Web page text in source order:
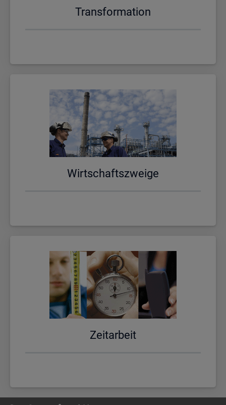
Trans­for­ma­ti­on
Wirt­schafts­zwei­ge
Zeit­ar­beit